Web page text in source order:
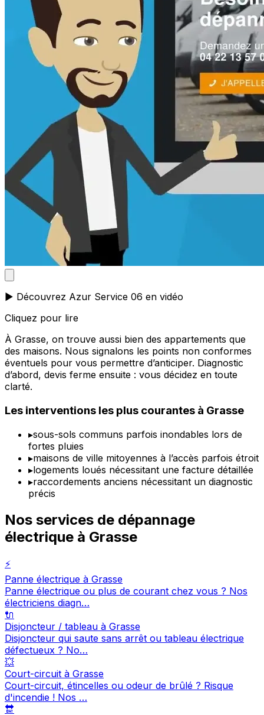
▶️ Découvrez Azur Service 06 en vidéo
Cliquez pour lire
À Grasse, on trouve aussi bien des appartements que
des maisons. Nous signalons les points non conformes
éventuels pour vous permettre d’anticiper. Diagnostic
d’abord, devis ferme ensuite : vous décidez en toute
clarté.
Les interventions les plus courantes à Grasse
▸sous-sols communs parfois inondables lors de
fortes pluies
▸maisons de ville mitoyennes à l’accès parfois étroit
▸logements loués nécessitant une facture détaillée
▸raccordements anciens nécessitant un diagnostic
précis
Nos services de dépannage
électrique à Grasse
⚡
Panne électrique à Grasse
Panne électrique ou plus de courant chez vous ? Nos
électriciens diagn…
🔌
Disjoncteur / tableau à Grasse
Disjoncteur qui saute sans arrêt ou tableau électrique
défectueux ? No…
💥
Court-circuit à Grasse
Court-circuit, étincelles ou odeur de brûlé ? Risque
d'incendie ! Nos …
🔛